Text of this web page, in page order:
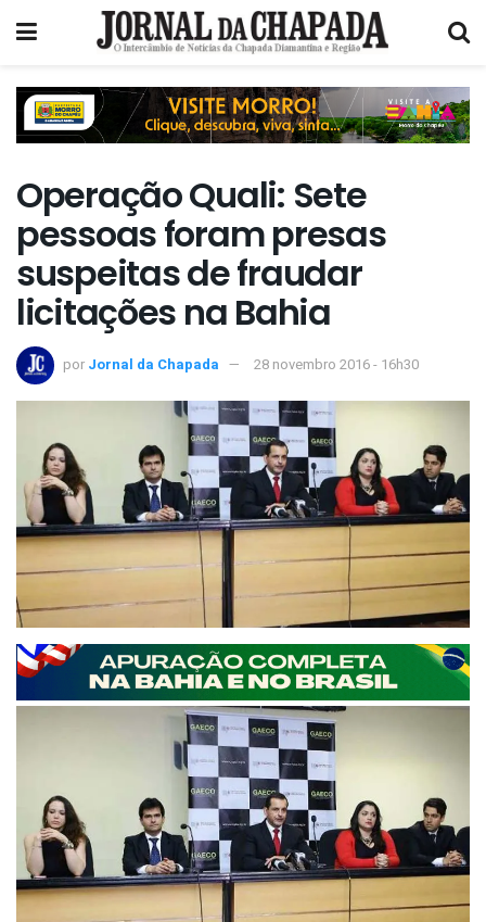
Operação Quali: Sete
pessoas foram presas
suspeitas de fraudar
licitações na Bahia
por Jornal da Chapada 28 novembro 2016 - 16h30